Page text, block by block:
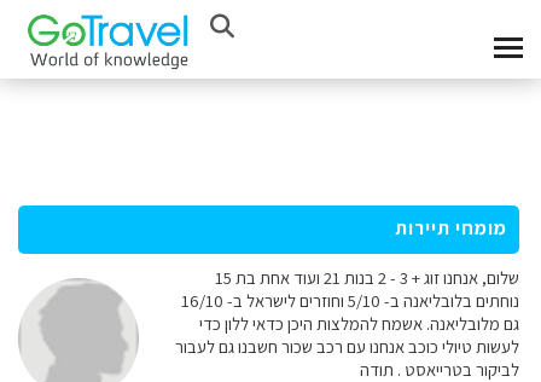
מומחי תיירות
שלום, אנחנו זוג + 3 - 2 בנות 21 ועוד אחת בת 15
נוחתים בלובליאנה ב- 5/10 וחוזרים לישראל ב- 16/10
גם מלובליאנה. אשמח להמלצות היכן כדאי ללון כדי
לעשות טיולי כוכב אנחנו עם רכב שכור חשבנו גם לעבור
לביקור בטרייאסט . תודה